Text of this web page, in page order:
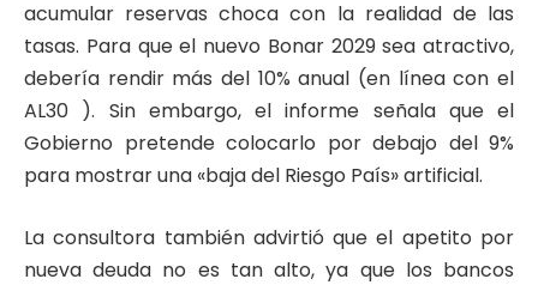
acumular reservas choca con la realidad de las
tasas. Para que el nuevo Bonar 2029 sea atractivo,
debería rendir más del 10% anual (en línea con el
AL30 ). Sin embargo, el informe señala que el
Gobierno pretende colocarlo por debajo del 9%
para mostrar una «baja del Riesgo País» artificial.
La consultora también advirtió que el apetito por
nueva deuda no es tan alto, ya que los bancos